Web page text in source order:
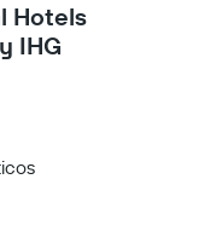
Hotels
IHG